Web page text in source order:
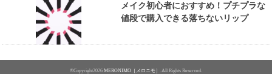
メイク初心者におすすめ！プチプラな
値段で購入できる落ちないリップ
©Copyright2026 MERONIMO［メロニモ］ .All Rights Reserved.